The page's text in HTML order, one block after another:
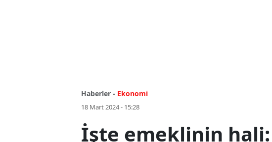
Haberler - Ekonomi
18 Mart 2024 - 15:28
İşte emeklinin hali: